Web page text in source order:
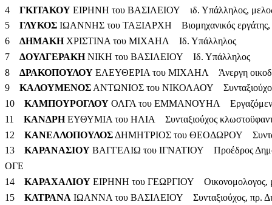
4 ΓΚΙΤΑΚΟΥ ΕΙΡΗΝΗ του ΒΑΣΙΛΕΙΟΥ ιδ. Υπάλληλος, μελος
5 ΓΛΥΚΟΣ ΙΩΑΝΝΗΣ του ΤΑΞΙΑΡΧΗ Βιομηχανικός εργάτης,
6 ΔΗΜΑΚΗΧΡΙΣΤΙΝΑ του ΜΙΧΑΗΛ Ιδ. Υπάλληλος
7 ΔΟΥΛΓΕΡΑΚΗΝΙΚΗ του ΒΑΣΙΛΕΙΟΥ Ιδ. Υπάλληλος
8 ΔΡΑΚΟΠΟΥΛΟΥ ΕΛΕΥΘΕΡΙΑ του ΜΙΧΑΗΛ Άνεργη
9 ΚΑΛΟΥΜΕΝΟΣ ΑΝΤΩΝΙΟΣ του ΝΙΚΟΛΑΟΥ Συνταξιούχος
10 ΚΑΜΠΟΥΡΟΓΛΟΥ ΟΛΓΑ του ΕΜΜΑΝΟΥΗΛ Εργαζόμενη
11 ΚΑΝΔΡΗΕΥΘΥΜΙΑ του ΗΛΙΑ Συνταξιούχος
12 ΚΑΝΕΛΛΟΠΟΥΛΟΣ ΔΗΜΗΤΡΙΟΣ του ΘΕΟΔΩΡΟΥ
13 ΚΑΡΑΝΑΣΙΟΥ ΒΑΓΓΕΛΙΩ του ΙΓΝΑΤΙΟΥ Προέδρος
ΟΓΕ
14 ΚΑΡΑΧΑΛΙΟΥ ΕΙΡΗΝΗ του ΓΕΩΡΓΙΟΥ Οικονομολογος,
15 ΚΑΤΡΑΝΑ ΙΩΑΝΝΑ του ΒΑΣΙΛΕΙΟΥ Συνταξιούχος, πρ.